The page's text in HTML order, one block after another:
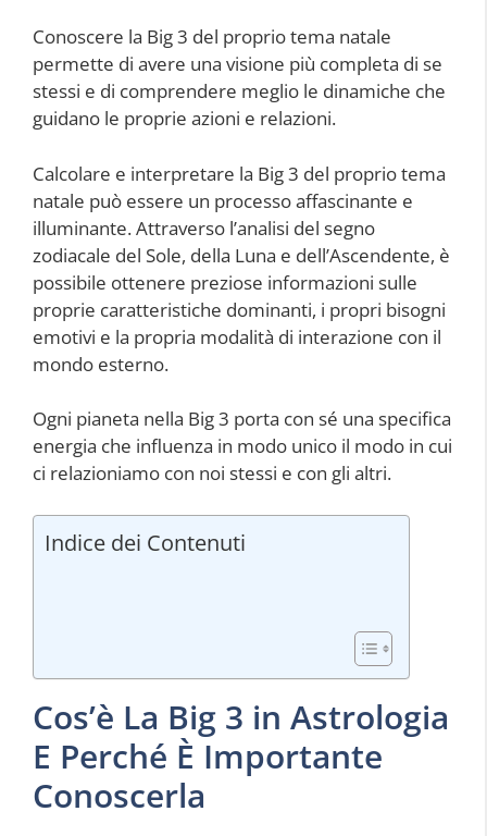
Conoscere la Big 3 del proprio tema natale
permette di avere una visione più completa di se
stessi e di comprendere meglio le dinamiche che
guidano le proprie azioni e relazioni.
Calcolare e interpretare la Big 3 del proprio tema
natale può essere un processo affascinante e
illuminante. Attraverso l’analisi del segno
zodiacale del Sole, della Luna e dell’Ascendente, è
possibile ottenere preziose informazioni sulle
proprie caratteristiche dominanti, i propri bisogni
emotivi e la propria modalità di interazione con il
mondo esterno.
Ogni pianeta nella Big 3 porta con sé una specifica
energia che influenza in modo unico il modo in cui
ci relazioniamo con noi stessi e con gli altri.
Indice dei Contenuti
Cos’è La Big 3 in Astrologia
E Perché È Importante
Conoscerla